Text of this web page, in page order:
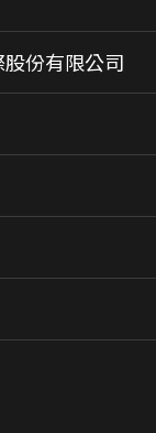
份有限公司